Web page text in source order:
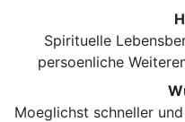
Spirituelle
persoenliche
Moeglichst schneller